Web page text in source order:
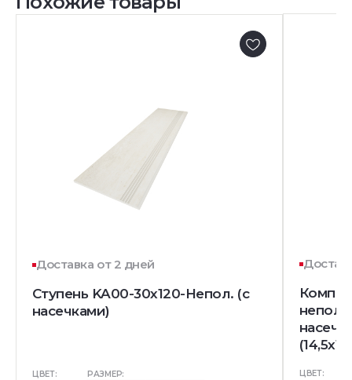
Доставка от 2 дней
Ступень KA00-30x120-Непол. (с
насечками)
ЦВЕТ: РАЗМЕР:
непол.
ЦВЕТ: